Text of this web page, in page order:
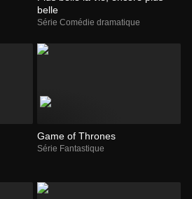
belle
Série Comédie dramatique
Game of Thrones
Série Fantastique